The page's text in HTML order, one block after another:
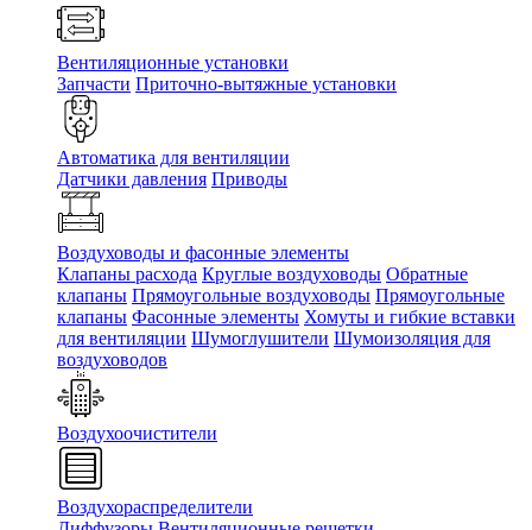
Вентиляционные установки
Запчасти Приточно-вытяжные установки
Автоматика для вентиляции
Датчики давления Приводы
Воздуховоды и фасонные элементы
Клапаны расхода Круглые воздуховоды Обратные
клапаны Прямоугольные воздуховоды Прямоугольные
клапаны Фасонные элементы Хомуты и гибкие вставки
для вентиляции Шумоглушители Шумоизоляция для
воздуховодов
Воздухоочистители
Воздухораспределители